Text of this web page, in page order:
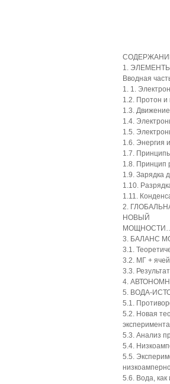
1.
Вводная
1. 1.
1.2.
1.3.
1.4.
1.5.
1.6. Энергия
1.7.
1.8.
1.9.
1.10.
1.11.
2.
3. БАЛАНС
3.1.
3.2. МГ +
3.3.
4.
5. ВОДА-
5.1.
5.2. Новая
5.3. Анализ
5.4.
5.5.
5.6. Вода,